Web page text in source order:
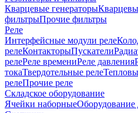
Кварцевые генераторы
фильтрыПрочие фильтры
Реле
Интерфейсные модули реле
релеКонтакторыПускатели
релеРеле времениРеле давления
токаТвердотельные реле
релеПрочие реле
Складское оборудование
Ячейки наборныеОборудование